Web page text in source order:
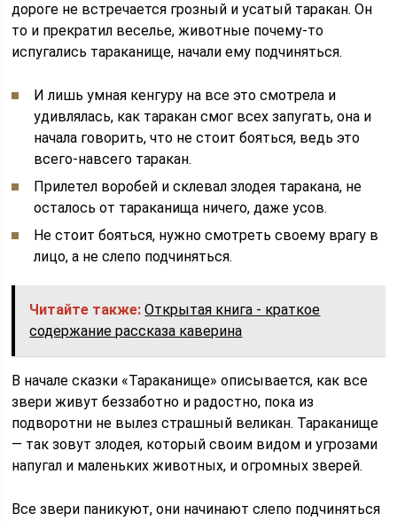
дороге не встречается грозный и усатый таракан. Он
то и прекратил веселье, животные почему-то
испугались тараканище, начали ему подчиняться.
И лишь умная кенгуру на все это смотрела и
удивлялась, как таракан смог всех запугать, она и
начала говорить, что не стоит бояться, ведь это
всего-навсего таракан.
Прилетел воробей и склевал злодея таракана, не
осталось от тараканища ничего, даже усов.
Не стоит бояться, нужно смотреть своему врагу в
лицо, а не слепо подчиняться.
Читайте также: Открытая книга - краткое
содержание рассказа каверина
В начале сказки «Тараканище» описывается, как все
звери живут беззаботно и радостно, пока из
подворотни не вылез страшный великан. Тараканище
— так зовут злодея, который своим видом и угрозами
напугал и маленьких животных, и огромных зверей.
Все звери паникуют, они начинают слепо подчиняться